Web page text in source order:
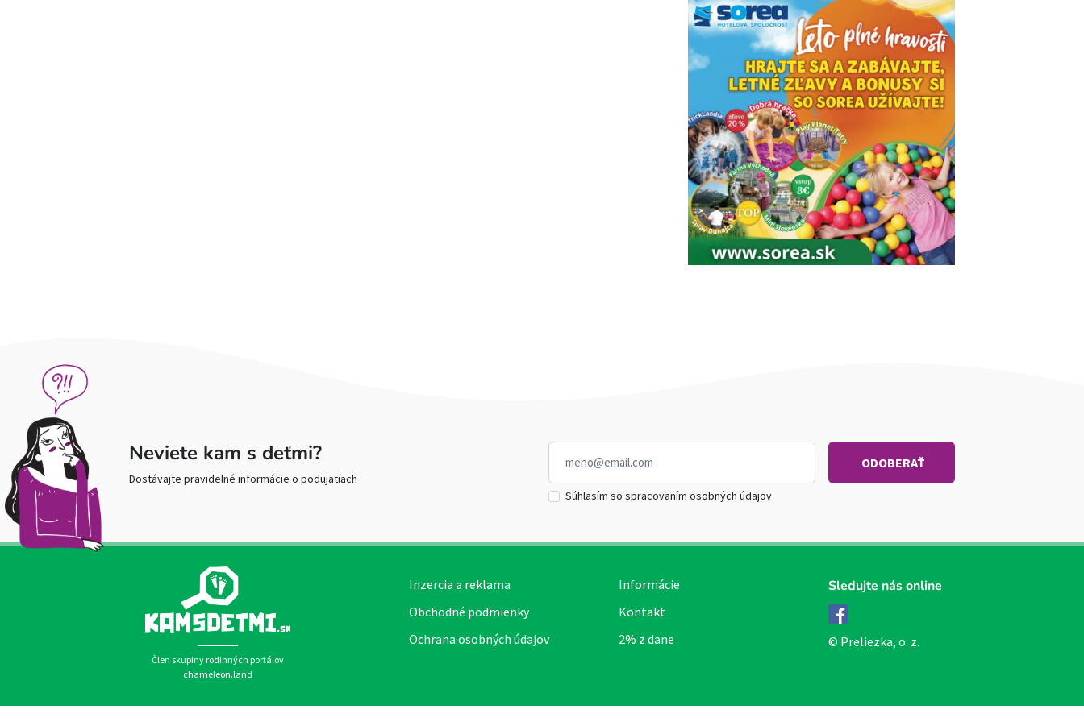
Neviete kam s deťmi?
Dostávajte pravidelné informácie o podujatiach
Súhlasím so spracovaním osobných údajov
Člen skupiny rodinných portálov
chameleon.land
Inzercia a reklama
Obchodné podmienky
Ochrana osobných údajov
Informácie
Kontakt
2% z dane
Sledujte nás online
© Preliezka, o. z.